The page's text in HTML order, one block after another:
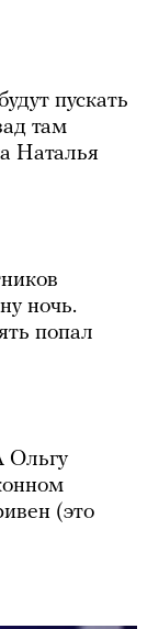
пускать
там
Наталья
ночь.
попал
Ольгу
(это